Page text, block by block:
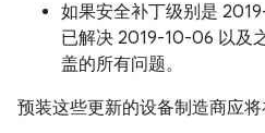
如果安全补丁级别是
已解决 2019-10-06 以及
盖的所有问题。
预装这些更新的设备制造商应将